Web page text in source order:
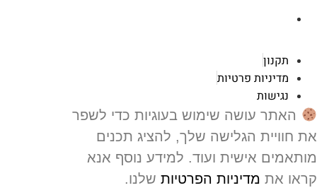
תקנון
מדיניות פרטיות
נגישות
האתר עושה שימוש בעוגיות כדי לשפר
חוויית הגלישה שלך, להציג תכנים
אישית ועוד. למידע נוסף אנא
אתמדיניות הפרטיותשלנו.